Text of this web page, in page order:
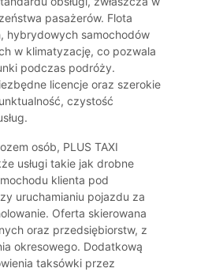
pasażerów. Flota
hybrydowych samochodów
w klimatyzację, co pozwala
podczas podróży.
licencje oraz szerokie
czystość
osób, PLUS TAXI
usługi takie jak drobne
klienta pod
uruchamianiu pojazdu za
Oferta skierowana
oraz przedsiębiorstw, z
okresowego. Dodatkową
taksówki przez